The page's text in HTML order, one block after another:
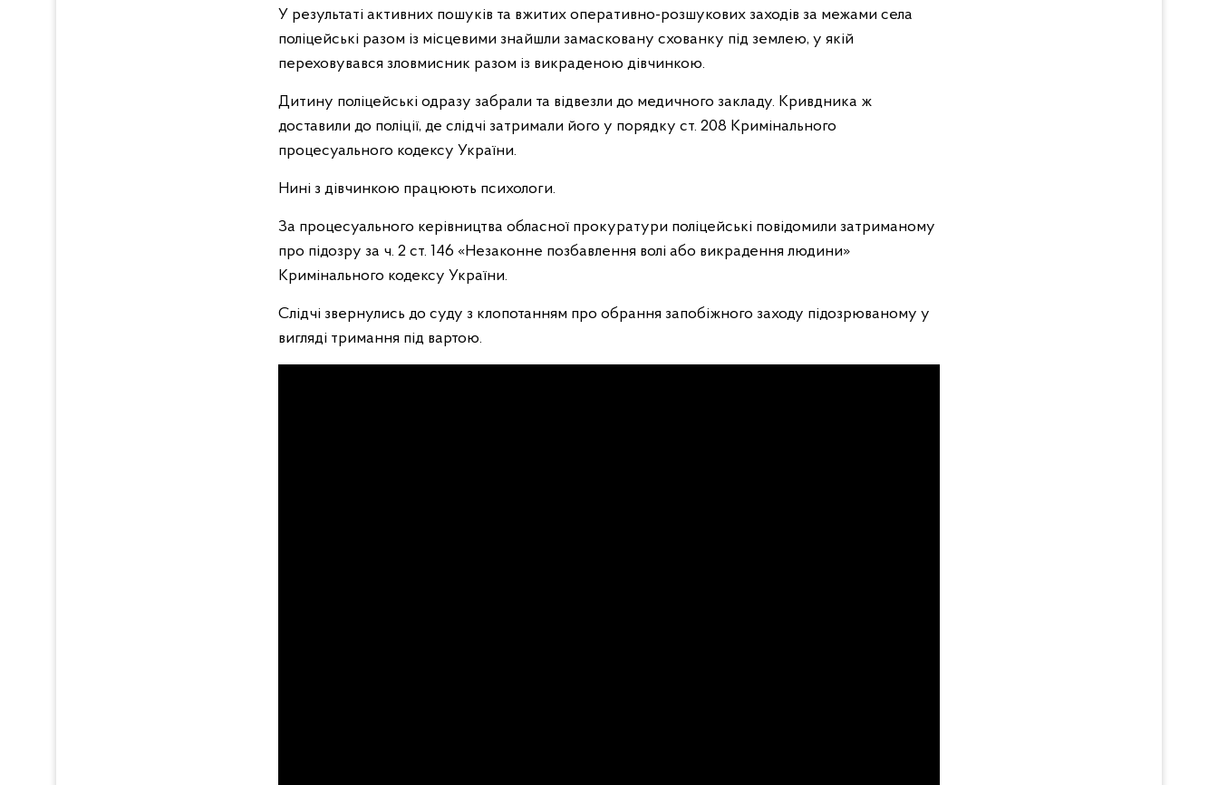
У результаті активних пошуків та вжитих оперативно-розшукових заходів за межами села
поліцейські разом із місцевими знайшли замасковану схованку під землею, у якій
переховувався зловмисник разом із викраденою дівчинкою.
Дитину поліцейські одразу забрали та відвезли до медичного закладу. Кривдника ж
доставили до поліції, де слідчі затримали його у порядку ст. 208 Кримінального
процесуального кодексу України.
Нині з дівчинкою працюють психологи.
За процесуального керівництва обласної прокуратури поліцейські повідомили затриманому
про підозру за ч. 2 ст. 146 «Незаконне позбавлення волі або викрадення людини»
Кримінального кодексу України.
Слідчі звернулись до суду з клопотанням про обрання запобіжного заходу підозрюваному у
вигляді тримання під вартою.